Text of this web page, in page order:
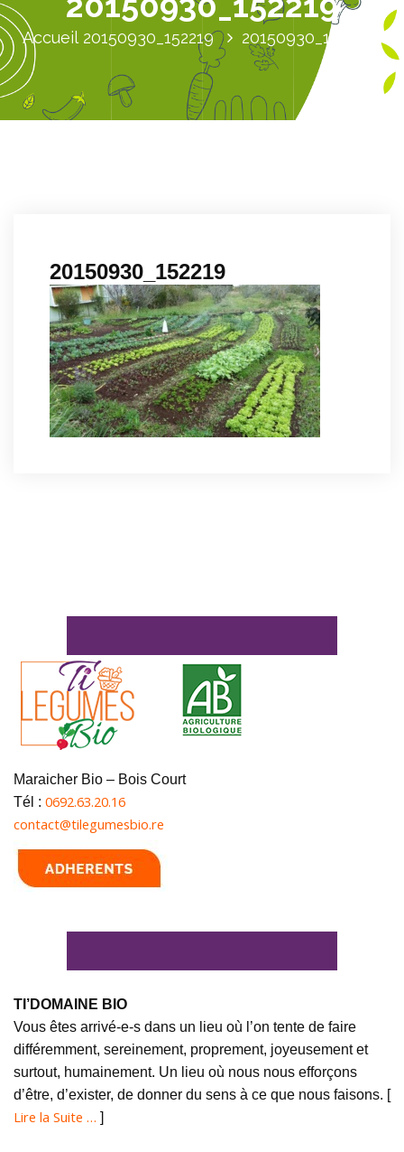
Accueil 20150930_152219 20150930_152219
20150930_152219
Maraicher Bio – Bois Court
Tél : 0692.63.20.16
contact@tilegumesbio.re
TI’DOMAINE BIO
Vous êtes arrivé-e-s dans un lieu où l’on tente de faire
différemment, sereinement, proprement, joyeusement et
surtout, humainement. Un lieu où nous nous efforçons
d’être, d’exister, de donner du sens à ce que nous faisons. [
Lire la Suite … ]